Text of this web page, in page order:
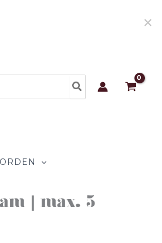
& België 4.7/5 op
| max. 5